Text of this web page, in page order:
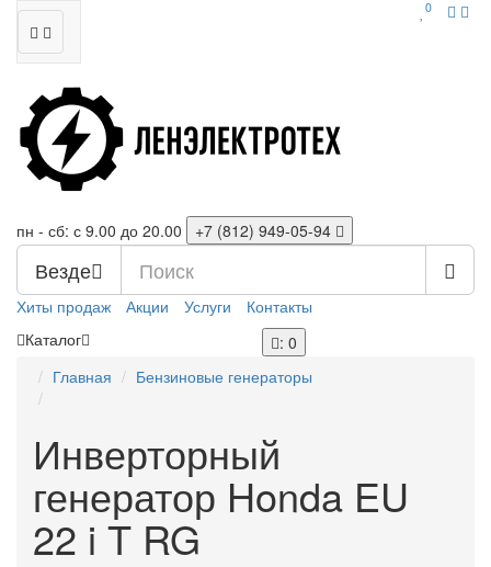
0
пн - сб: с 9.00 до 20.00 +7 (812) 949-05-94
Везде
Хиты продаж Акции Услуги
Контакты
Каталог
: 0
Главная
Бензиновые генераторы
Инверторный
генератор Honda EU
22 i T RG